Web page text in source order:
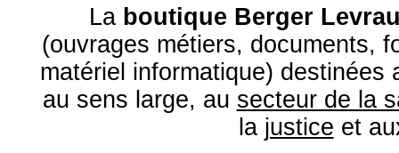
La boutique Berger
(ouvrages métiers, documents,
matériel informatique) destinées
au sens large, au secteur de la
la justice et